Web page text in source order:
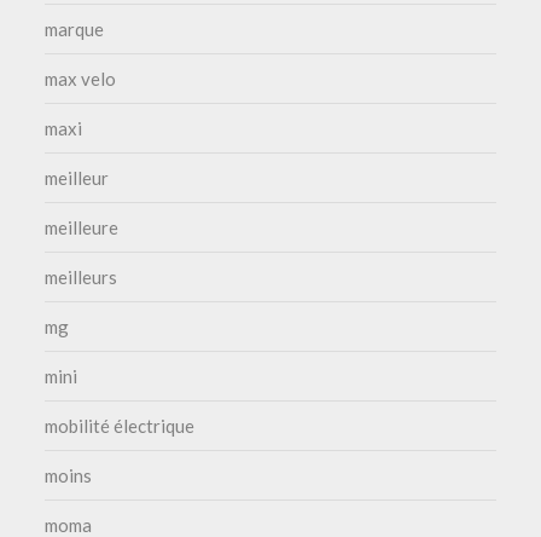
marque
max velo
maxi
meilleur
meilleure
meilleurs
mg
mini
mobilité électrique
moins
moma